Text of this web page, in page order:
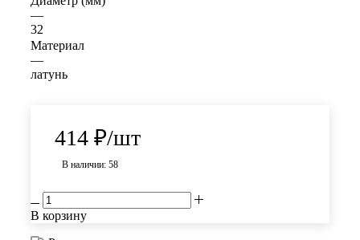
—
32
Материал
—
латунь
414 ₽/шт
В наличии: 58
В корзину